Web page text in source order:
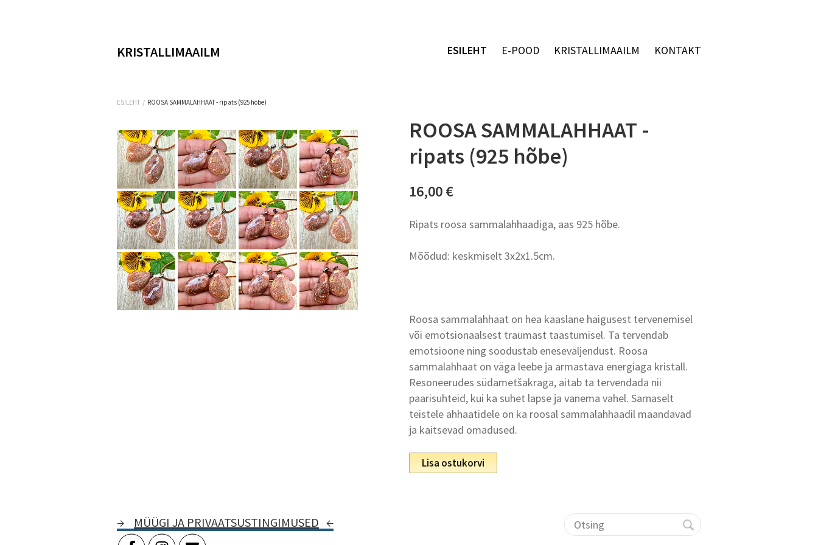
KRISTALLIMAAILM ESILEHT E-POOD KRISTALLIMAAILM KONTAKT
ESILEHT / ROOSA SAMMALAHHAAT - ripats (925 hõbe)
ROOSA SAMMALAHHAAT -
ripats (925 hõbe)
16,00 €
Ripats roosa sammalahhaadiga, aas 925 hõbe.
Mõõdud: keskmiselt 3x2x1.5cm.
Roosa sammalahhaat on hea kaaslane haigusest tervenemisel
või emotsionaalsest traumast taastumisel. Ta tervendab
emotsioone ning soodustab eneseväljendust. Roosa
sammalahhaat on väga leebe ja armastava energiaga kristall.
Resoneerudes südametšakraga, aitab ta tervendada nii
paarisuhteid, kui ka suhet lapse ja vanema vahel. Sarnaselt
teistele ahhaatidele on ka roosal sammalahhaadil maandavad
ja kaitsevad omadused.
Lisa ostukorvi
→ MÜÜGI JA PRIVAATSUSTINGIMUSED ←